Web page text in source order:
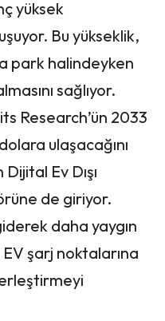
yüksek
Bu yükseklik,
park halindeyken
sağlıyor.
Research’ün 2033
ulaşacağını
Ev Dışı
de giriyor.
daha yaygın
şarj noktalarına